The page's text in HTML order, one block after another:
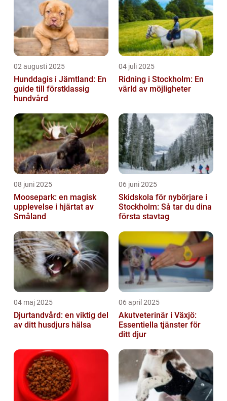
02 augusti 2025
Hunddagis i Jämtland: En
guide till förstklassig
hundvård
04 juli 2025
Ridning i Stockholm: En
värld av möjligheter
08 juni 2025
Moosepark: en magisk
upplevelse i hjärtat av
Småland
06 juni 2025
Skidskola för nybörjare i
Stockholm: Så tar du dina
första stavtag
04 maj 2025
Djurtandvård: en viktig del
av ditt husdjurs hälsa
06 april 2025
Akutveterinär i Växjö:
Essentiella tjänster för
ditt djur